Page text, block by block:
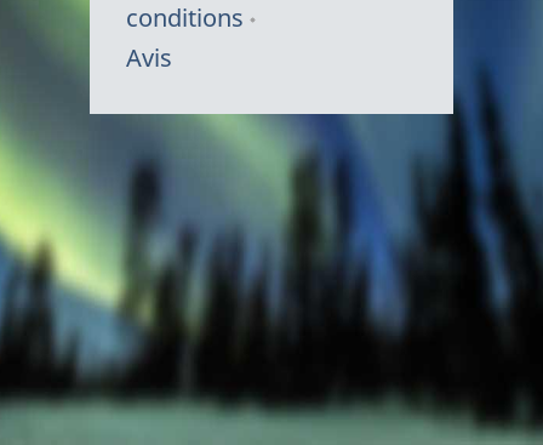
conditions
Avis
Canada